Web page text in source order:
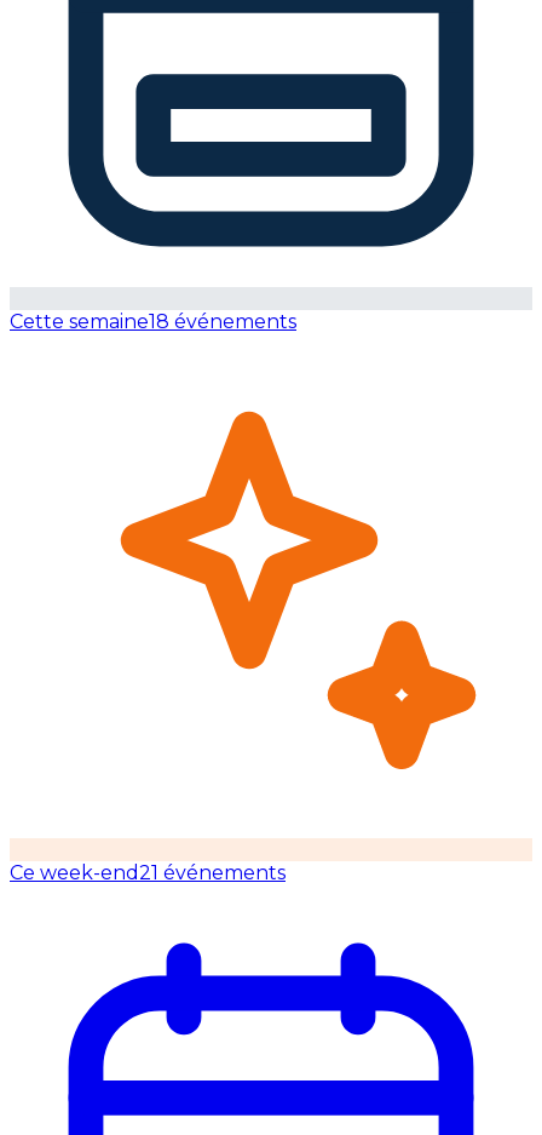
Cette semaine18 événements
Ce week-end21 événements